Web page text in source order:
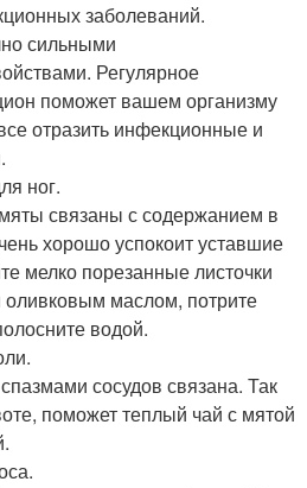
заболеваний.
сильными
Регулярное
поможет вашем организму
отразить инфекционные и
ног.
связаны с содержанием в
хорошо успокоит уставшие
мелко порезанные листочки
маслом, потрите
водой.
сосудов связана. Так
поможет теплый чай с мятой